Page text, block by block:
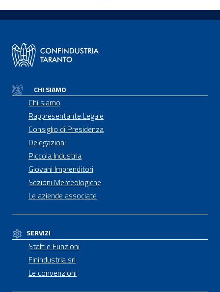
CHI SIAMO
Chi siamo
Rappresentante Legale
Consiglio di Presidenza
Delegazioni
Piccola Industria
Giovani Imprenditori
Sezioni Merceologiche
Le aziende associate
SERVIZI
Staff e Funzioni
Finindustria srl
Le convenzioni